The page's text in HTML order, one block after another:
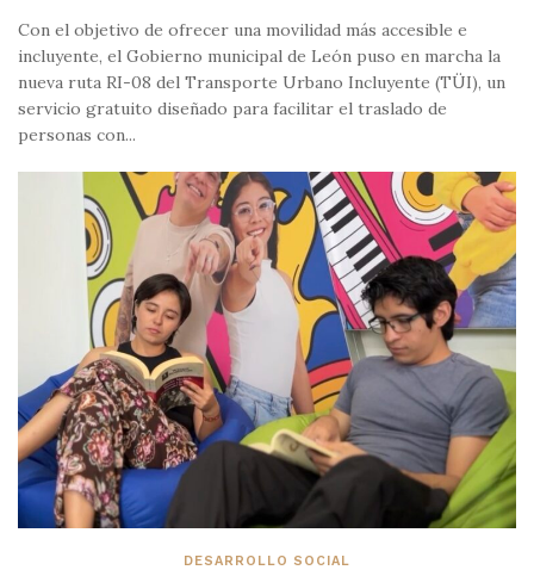
Con el objetivo de ofrecer una movilidad más accesible e
incluyente, el Gobierno municipal de León puso en marcha la
nueva ruta RI-08 del Transporte Urbano Incluyente (TÜI), un
servicio gratuito diseñado para facilitar el traslado de
personas con...
DESARROLLO SOCIAL